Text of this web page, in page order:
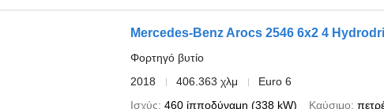
Mercedes-Benz Arocs 2546 6x2 4
Φορτηγό βυτίο
2018
406.363 χλμ
Euro 6
Ισχύς 460 ίπποδύναμη (338 kW) Καύσιμο